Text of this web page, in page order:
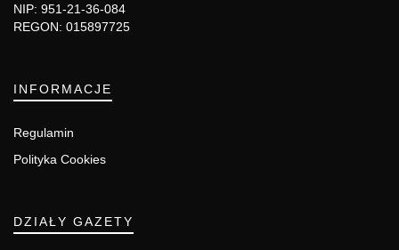
NIP: 951-21-36-084
REGON: 015897725
INFORMACJE
Regulamin
Polityka Cookies
DZIAŁY GAZETY